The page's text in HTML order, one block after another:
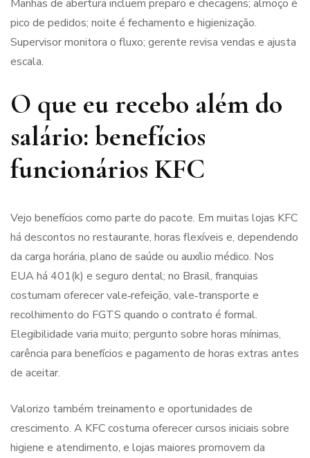
Manhãs de abertura incluem preparo e checagens; almoço é
pico de pedidos; noite é fechamento e higienização.
Supervisor monitora o fluxo; gerente revisa vendas e ajusta
escala.
O que eu recebo além do
salário: benefícios
funcionários KFC
Vejo benefícios como parte do pacote. Em muitas lojas KFC
há descontos no restaurante, horas flexíveis e, dependendo
da carga horária, plano de saúde ou auxílio médico. Nos
EUA há 401(k) e seguro dental; no Brasil, franquias
costumam oferecer vale‑refeição, vale‑transporte e
recolhimento do FGTS quando o contrato é formal.
Elegibilidade varia muito; pergunto sobre horas mínimas,
carência para benefícios e pagamento de horas extras antes
de aceitar.
Valorizo também treinamento e oportunidades de
crescimento. A KFC costuma oferecer cursos iniciais sobre
higiene e atendimento, e lojas maiores promovem da